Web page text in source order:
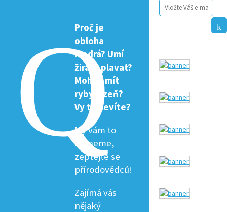
Proč je
obloha
modrá? Umí
žirafa plavat?
Mohou mít
ryby žízeň?
Vy to nevíte?
My vám to
řekneme,
zeptejte se
přírodovědců!
Zajímá vás
nějaký